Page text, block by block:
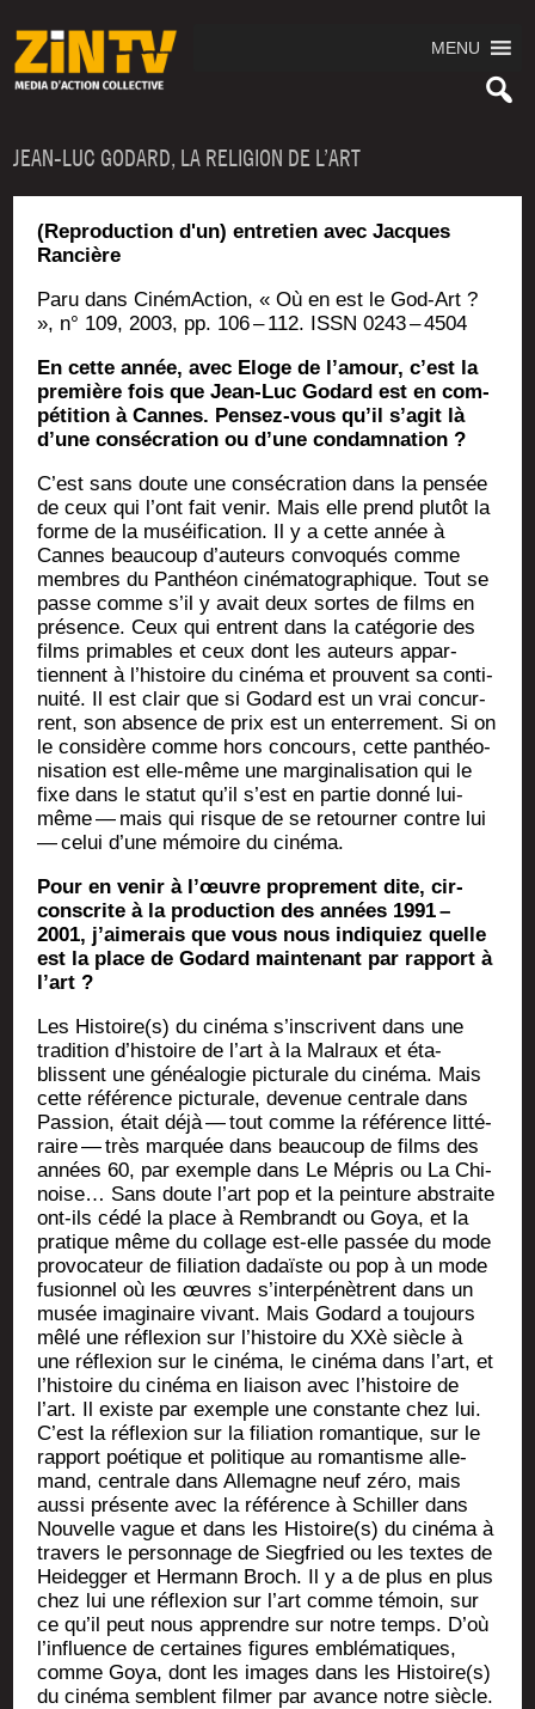
MENU
JEAN-LUC GODARD, LA RELIGION DE L’ART
(Reproduction d'un) entretien avec Jacques
Rancière
Paru dans Ciné­mAc­tion, « Où en est le God-Art ?
», n° 109, 2003, pp. 106 – 112. ISSN 0243 – 4504
En cette année, avec Eloge de l’a­mour, c’est la
pre­mière fois que Jean-Luc Godard est en com­
pé­ti­tion à Cannes. Pen­sez-vous qu’il s’a­git là
d’une consé­cra­tion ou d’une condam­na­tion ?
C’est sans doute une consé­cra­tion dans la pen­sée
de ceux qui l’ont fait venir. Mais elle prend plu­tôt la
forme de la muséi­fi­ca­tion. Il y a cette année à
Cannes beau­coup d’au­teurs convo­qués comme
membres du Pan­théon ciné­ma­to­gra­phique. Tout se
passe comme s’il y avait deux sortes de films en
pré­sence. Ceux qui entrent dans la caté­go­rie des
films pri­mables et ceux dont les auteurs appar­
tiennent à l’his­toire du ciné­ma et prouvent sa conti­
nui­té. Il est clair que si Godard est un vrai concur­
rent, son absence de prix est un enter­re­ment. Si on
le consi­dère comme hors concours, cette pan­théo­
ni­sa­tion est elle-même une mar­gi­na­li­sa­tion qui le
fixe dans le sta­tut qu’il s’est en par­tie don­né lui-
même — mais qui risque de se retour­ner contre lui
— celui d’une mémoire du cinéma.
Pour en venir à l’œuvre pro­pre­ment dite, cir­
cons­crite à la pro­duc­tion des années 1991 –
2001, j’ai­me­rais que vous nous indi­quiez quelle
est la place de Godard main­te­nant par rap­port à
l’art ?
Les Histoire(s) du ciné­ma s’ins­crivent dans une
tra­di­tion d’his­toire de l’art à la Mal­raux et éta­
blissent une généa­lo­gie pic­tu­rale du ciné­ma. Mais
cette réfé­rence pic­tu­rale, deve­nue cen­trale dans
Pas­sion, était déjà — tout comme la réfé­rence lit­té­
raire — très mar­quée dans beau­coup de films des
années 60, par exemple dans Le Mépris ou La Chi­
noise… Sans doute l’art pop et la pein­ture abs­traite
ont-ils cédé la place à Rem­brandt ou Goya, et la
pra­tique même du col­lage est-elle pas­sée du mode
pro­vo­ca­teur de filia­tion dadaïste ou pop à un mode
fusion­nel où les œuvres s’in­ter­pé­nètrent dans un
musée ima­gi­naire vivant. Mais Godard a tou­jours
mêlé une réflexion sur l’his­toire du XXè siècle à
une réflexion sur le ciné­ma, le ciné­ma dans l’art, et
l’his­toire du ciné­ma en liai­son avec l’his­toire de
l’art. Il existe par exemple une constante chez lui.
C’est la réflexion sur la filia­tion roman­tique, sur le
rap­port poé­tique et poli­tique au roman­tisme alle­
mand, cen­trale dans Alle­magne neuf zéro, mais
aus­si pré­sente avec la réfé­rence à Schil­ler dans
Nou­velle vague et dans les Histoire(s) du ciné­ma à
tra­vers le per­son­nage de Sieg­fried ou les textes de
Hei­deg­ger et Her­mann Broch. Il y a de plus en plus
chez lui une réflexion sur l’art comme témoin, sur
ce qu’il peut nous apprendre sur notre temps. D’où
l’in­fluence de cer­taines figures emblé­ma­tiques,
comme Goya, dont les images dans les Histoire(s)
du ciné­ma semblent fil­mer par avance notre siècle.